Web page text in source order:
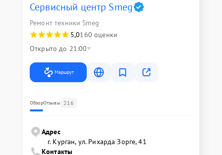
Сервисный центр Smeg
Ремонт техники Smeg
5,0160 оценки
Открыто до 21:00
Маршрут
ОбзорОтзывы 216
Адрес
г. Курган, ул. Рихарда Зорге, 41
Контакты